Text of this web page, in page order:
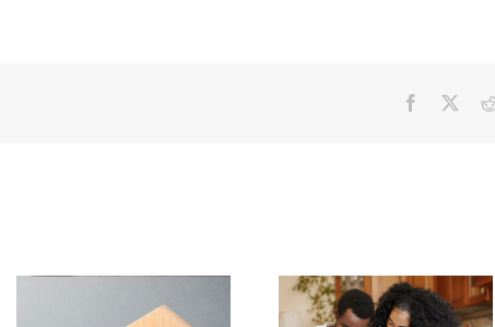
Facebook